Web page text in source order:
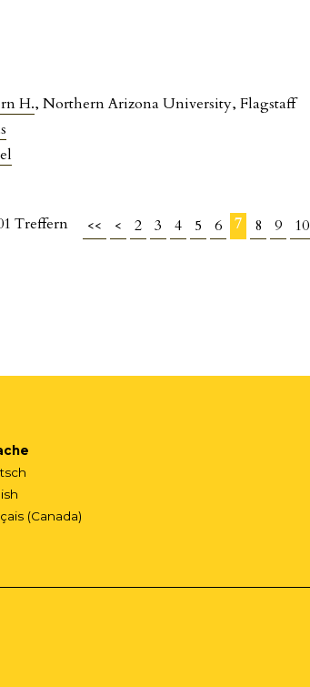
H., Northern Arizona University, Flagstaff
Treffern << < 2 3 4 5 6 7 8 9 10
(Canada)